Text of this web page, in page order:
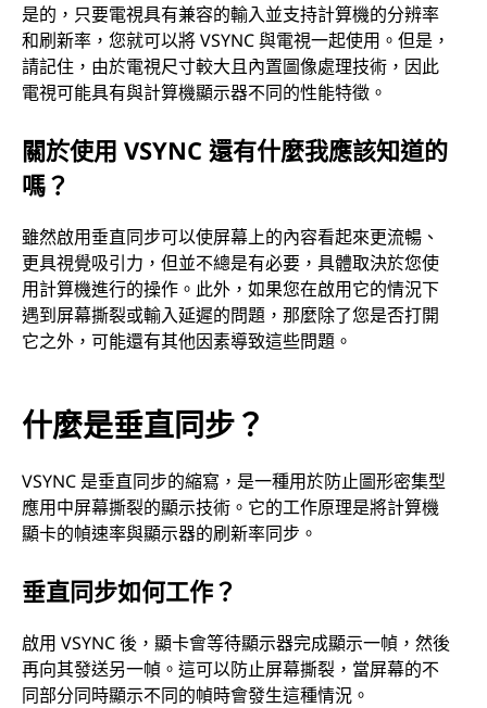
是的，只要電視具有兼容的輸入並支持計算機的分辨率
和刷新率，您就可以將 VSYNC 與電視一起使用。但是，
請記住，由於電視尺寸較大且內置圖像處理技術，因此
電視可能具有與計算機顯示器不同的性能特徵。
關於使用 VSYNC 還有什麼我應該知道的
嗎？
雖然啟用垂直同步可以使屏幕上的內容看起來更流暢、
更具視覺吸引力，但並不總是有必要，具體取決於您使
用計算機進行的操作。此外，如果您在啟用它的情況下
遇到屏幕撕裂或輸入延遲的問題，那麼除了您是否打開
它之外，可能還有其他因素導致這些問題。
什麼是垂直同步？
VSYNC 是垂直同步的縮寫，是一種用於防止圖形密集型
應用中屏幕撕裂的顯示技術。它的工作原理是將計算機
顯卡的幀速率與顯示器的刷新率同步。
垂直同步如何工作？
啟用 VSYNC 後，顯卡會等待顯示器完成顯示一幀，然後
再向其發送另一幀。這可以防止屏幕撕裂，當屏幕的不
同部分同時顯示不同的幀時會發生這種情況。